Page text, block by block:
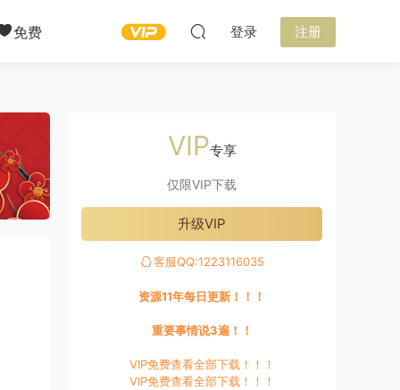
免费 登录 注册
VIP专享
仅限VIP下载
升级VIP
客服QQ:1223116035
资源11年每日更新！！！
重要事情说3遍！！
VIP免费查看全部下载！！！
VIP免费查看全部下载！！！